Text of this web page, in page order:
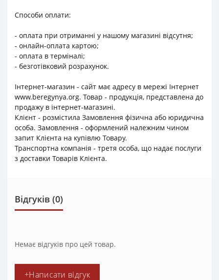
Способи оплати:
- оплата при отриманні у нашому магазині відсутня;
- онлайн-оплата картою;
- оплата в терміналі;
- безготівковий розрахунок.
Інтернет-магазин - сайт має адресу в мережі Інтернет
www.beregynya.org. Товар - продукція, представлена до
продажу в інтернет-магазині.
Клієнт - розмістила Замовлення фізична або юридична
особа. Замовлення - оформлений належним чином
запит Клієнта на купівлю Товару.
Транспортна компанія - третя особа, що надає послуги
з доставки Товарів Клієнта.
Відгуків (0)
Немає відгуків про цей товар.
+Написати відгук